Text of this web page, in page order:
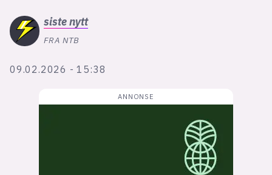
sistenytt
FRA NTB
09.02.2026 - 15:38
annonsepriser
annonseguide
suksesshistorier